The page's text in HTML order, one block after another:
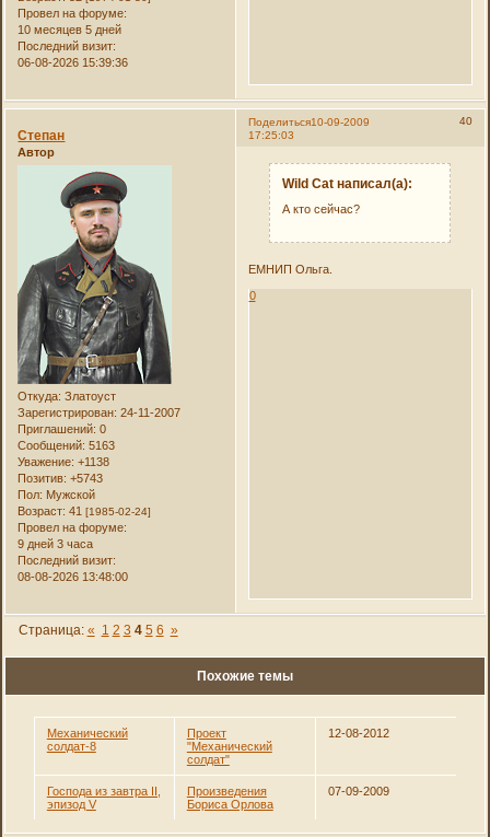
Провел на форуме:
10 месяцев 5 дней
Последний визит:
06-08-2026 15:39:36
Поделиться 40
10-09-2009
17:25:03
Степан
Автор
Откуда: Златоуст
Зарегистрирован: 24-11-2007
Приглашений: 0
Сообщений: 5163
Уважение: +1138
Позитив: +5743
Пол: Мужской
Возраст: 41[1985-02-24]
Провел на форуме:
9 дней 3 часа
Последний визит:
08-08-2026 13:48:00
Wild Cat написал(а):
А кто сейчас?
ЕМНИП Ольга.
0
Страница: « 1 2 3 4 5 6 »
Похожие темы
Механический
солдат-8
Проект
"Механический
солдат"
12-08-2012
Господа из завтра II,
эпизод V
Произведения
Бориса Орлова
07-09-2009